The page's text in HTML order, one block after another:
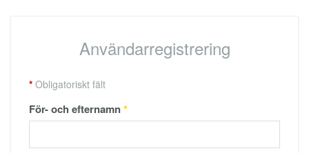
Användarregistrering
* Obligatoriskt fält
För- och efternamn*